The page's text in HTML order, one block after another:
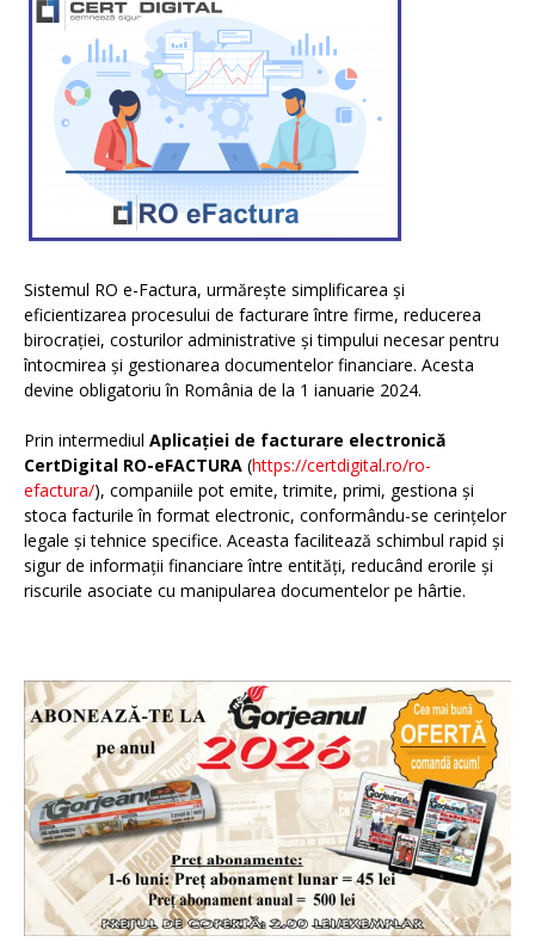
Sistemul RO e-Factura, urmărește simplificarea și
eficientizarea procesului de facturare între firme, reducerea
birocrației, costurilor administrative și timpului necesar pentru
întocmirea și gestionarea documentelor financiare. Acesta
devine obligatoriu în România de la 1 ianuarie 2024.
Prin intermediul Aplicației de facturare electronică
CertDigital RO-eFACTURA (https://certdigital.ro/ro-
efactura/), companiile pot emite, trimite, primi, gestiona și
stoca facturile în format electronic, conformându-se cerințelor
legale și tehnice specifice. Aceasta facilitează schimbul rapid și
sigur de informații financiare între entități, reducând erorile și
riscurile asociate cu manipularea documentelor pe hârtie.